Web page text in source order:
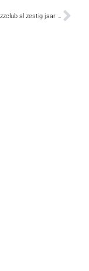
Honky Tonk Jazzclub al zestig jaar het Vlaams jazzmekka